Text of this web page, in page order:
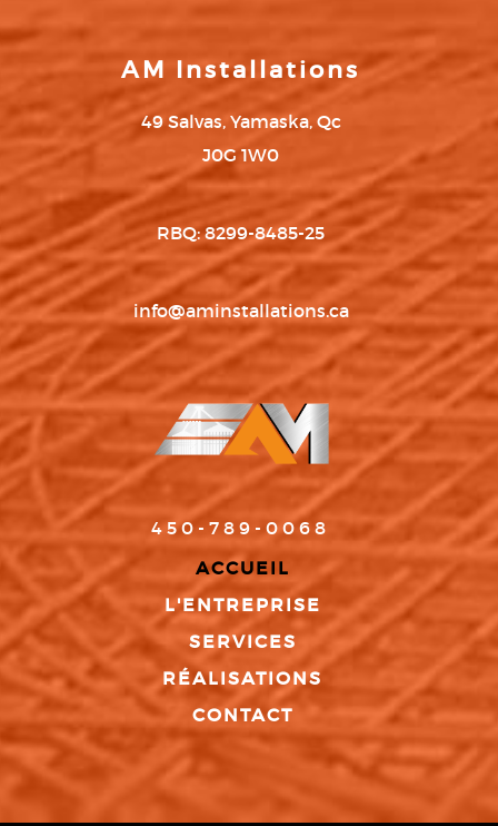
AM Installations
49 Salvas, Yamaska, Qc
J0G 1W0
RBQ: 8299-8485-25
info@aminstallations.ca
450-789-0068
ACCUEIL
L'ENTREPRISE
SERVICES
RÉALISATIONS
CONTACT